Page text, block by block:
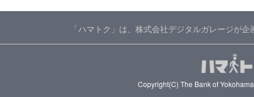
「ハマトク」は、株式会社デジタルガレージが企
Copyright(C) The Bank of